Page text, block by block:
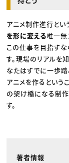
アニメ制作進行とい
を形に変える唯一無
この仕事を目指す
す。現場のリアルを
なたはすでに一歩踏
アニメを作るという
の架け橋になる制
す。
著者情報